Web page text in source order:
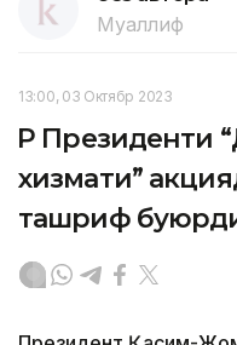
Муаллиф
13:00, 03 Октябр 2023
ҚР Президенти
хизмати”
ташриф